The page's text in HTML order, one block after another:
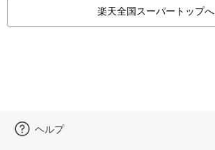
楽天全国スーパートップへ
ヘルプ